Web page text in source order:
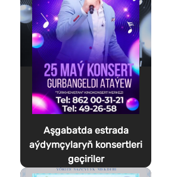
Aşgabatda estrada
aýdymçylaryň konsertleri
geçiriler